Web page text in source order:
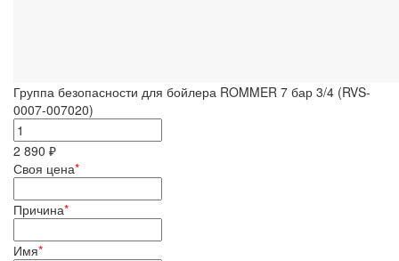
Группа безопасности для бойлера ROMMER 7 бар 3/4 (RVS-
0007-007020)
2 890 ₽
Своя цена*
Причина*
Имя*